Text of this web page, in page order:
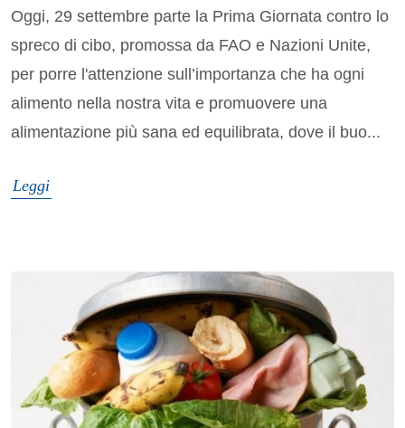
Oggi, 29 settembre parte la Prima Giornata contro lo
spreco di cibo, promossa da FAO e Nazioni Unite,
per porre l'attenzione sull’importanza che ha ogni
alimento nella nostra vita e promuovere una
alimentazione più sana ed equilibrata, dove il buo...
Leggi